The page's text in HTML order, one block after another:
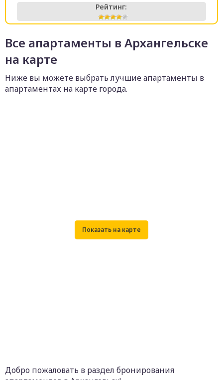
Рейтинг:
Все апартаменты в Архангельске
на карте
Ниже вы можете выбрать лучшие апартаменты в
апартаментах на карте города.
Добро пожаловать в раздел бронирования